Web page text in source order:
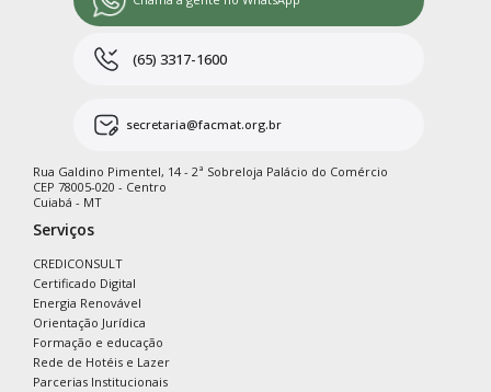
(65) 3317-1600
secretaria@facmat.org.br
Rua Galdino Pimentel, 14 - 2ª Sobreloja Palácio do Comércio
CEP 78005-020 - Centro
Cuiabá - MT
Serviços
CREDICONSULT
Certificado Digital
Energia Renovável
Orientação Jurídica
Formação e educação
Rede de Hotéis e Lazer
Parcerias Institucionais